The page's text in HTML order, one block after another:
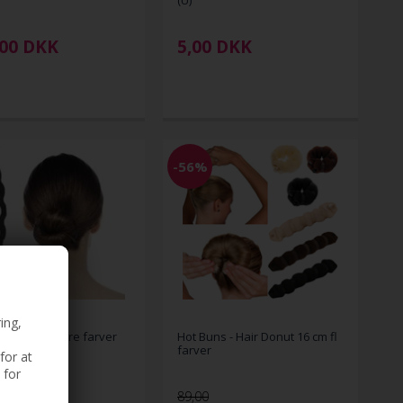
at
for
DKK 5,00 DKK
Bun - flere farver
-56%
Hot Buns - Hair Donut 16 cm fl
farver
89,00